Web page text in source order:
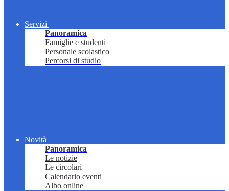
Servizi
Panoramica
Famiglie e studenti
Personale scolastico
Percorsi di studio
Novità
Panoramica
Le notizie
Le circolari
Calendario eventi
Albo online